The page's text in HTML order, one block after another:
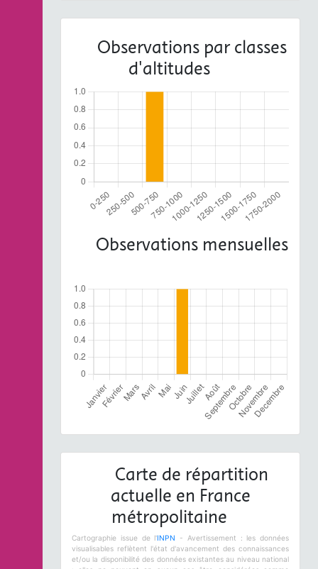
Observations par classes
d'altitudes
Observations mensuelles
Carte de répartition
actuelle en France
métropolitaine
Cartographie issue de l'INPN
- Avertissement : les données
visualisables reflètent l'état d'avancement des connaissances
et/ou la disponibilité des données existantes au niveau national